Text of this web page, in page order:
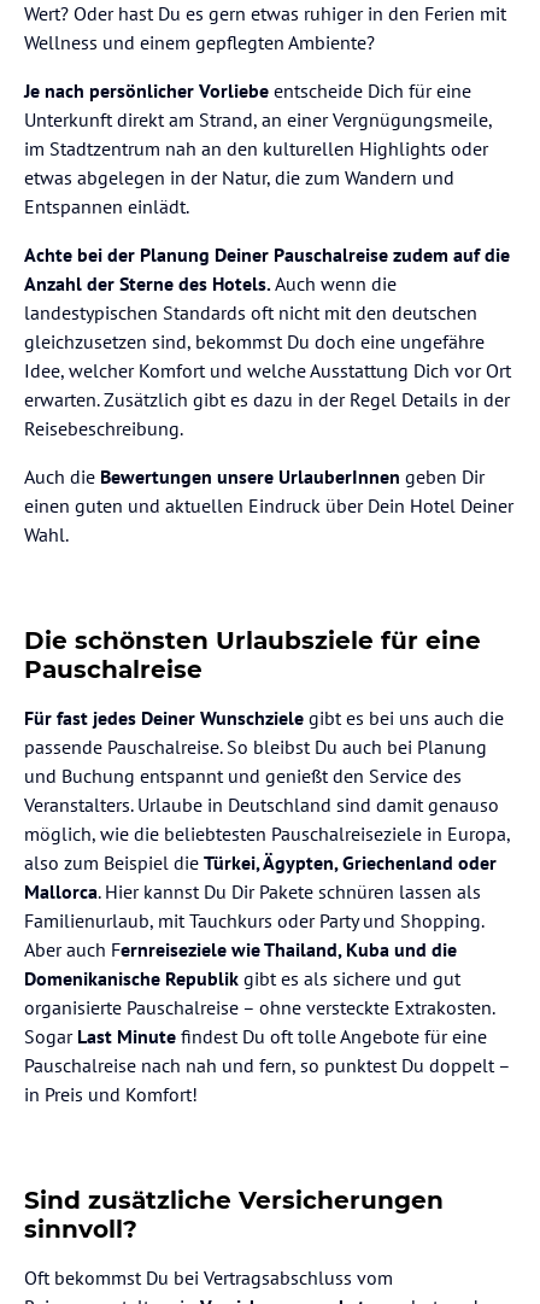
Wert? Oder hast Du es gern etwas ruhiger in den Ferien mit
Wellness und einem gepflegten Ambiente?
Je nach persönlicher Vorliebe entscheide Dich für eine
Unterkunft direkt am Strand, an einer Vergnügungsmeile,
im Stadtzentrum nah an den kulturellen Highlights oder
etwas abgelegen in der Natur, die zum Wandern und
Entspannen einlädt.
Achte bei der Planung Deiner Pauschalreise zudem auf die
Anzahl der Sterne des Hotels.Auch wenn die
landestypischen Standards oft nicht mit den deutschen
gleichzusetzen sind, bekommst Du doch eine ungefähre
Idee, welcher Komfort und welche Ausstattung Dich vor Ort
erwarten. Zusätzlich gibt es dazu in der Regel Details in der
Reisebeschreibung.
Auch die Bewertungen unsere UrlauberInnen geben Dir
einen guten und aktuellen Eindruck über Dein Hotel Deiner
Wahl.
Die schönsten Urlaubsziele für eine
Pauschalreise
Für fast jedes Deiner Wunschziele gibt es bei uns auch die
passende Pauschalreise. So bleibst Du auch bei Planung
und Buchung entspannt und genießt den Service des
Veranstalters. Urlaube in Deutschland sind damit genauso
möglich, wie die beliebtesten Pauschalreiseziele in Europa,
also zum Beispiel die Türkei, Ägypten, Griechenland oder
Mallorca. Hier kannst Du Dir Pakete schnüren lassen als
Familienurlaub, mit Tauchkurs oder Party und Shopping.
Aber auch Fernreiseziele wie Thailand, Kuba und die
Domenikanische Republik gibt es als sichere und gut
organisierte Pauschalreise – ohne versteckte Extrakosten.
Sogar Last Minute findest Du oft tolle Angebote für eine
Pauschalreise nach nah und fern, so punktest Du doppelt –
in Preis und Komfort!
Sind zusätzliche Versicherungen
sinnvoll?
Oft bekommst Du bei Vertragsabschluss vom